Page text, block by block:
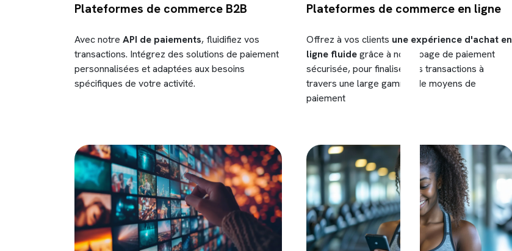
Plateformes de commerce B2B
Avec notre API de paiements, fluidifiez vos
transactions. Intégrez des solutions de paiement
personnalisées et adaptées aux besoins
spécifiques de votre activité.
Plateformes de commerce en ligne
Offrez à vos clients une expérience d'achat en
ligne fluidegrâce à notre page de paiement
sécurisée, pour finaliser les transactions à
travers une large gamme de moyens de
paiement